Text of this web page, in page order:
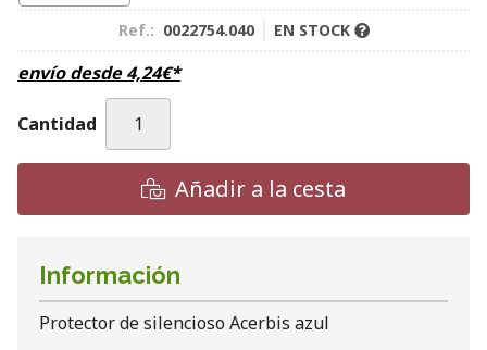
Ref.: 0022754.040 EN STOCK
envío desde4,24€*
Cantidad
Añadir a la cesta
Información
Protector de silencioso Acerbis azul